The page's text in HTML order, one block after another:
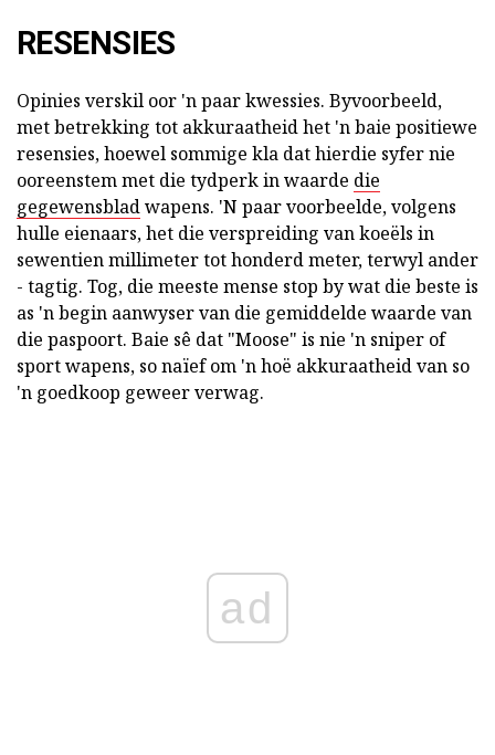
RESENSIES
Opinies verskil oor 'n paar kwessies. Byvoorbeeld,
met betrekking tot akkuraatheid het 'n baie positiewe
resensies, hoewel sommige kla dat hierdie syfer nie
ooreenstem met die tydperk in waarde die
gegewensbladwapens. 'N paar voorbeelde, volgens
hulle eienaars, het die verspreiding van koeëls in
sewentien millimeter tot honderd meter, terwyl ander
- tagtig. Tog, die meeste mense stop by wat die beste is
as 'n begin aanwyser van die gemiddelde waarde van
die paspoort. Baie sê dat "Moose" is nie 'n sniper of
sport wapens, so naïef om 'n hoë akkuraatheid van so
'n goedkoop geweer verwag.
ad